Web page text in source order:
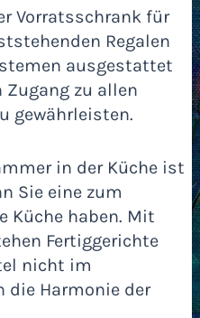
Vorratsschrank für
Regalen
ausgestattet
zu allen
gewährleisten.
in der Küche ist
Sie eine zum
Küche haben. Mit
Fertiggerichte
nicht im
die Harmonie der